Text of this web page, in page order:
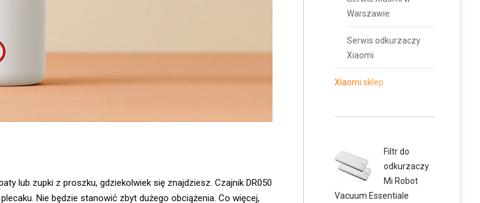
lub zupki z proszku, gdziekolwiek się znajdziesz. Czajnik DR050
Nie będzie stanowić zbyt dużego obciążenia. Co więcej,
Warszawie
Serwis odkurzaczy
Xiaomi
Xiaomi sklep
Filtr do
odkurzaczy
Mi Robot
Vacuum Essentiale